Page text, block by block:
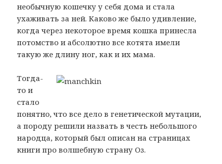
необычную кошечку у себя дома и стала
ухаживать за ней. Каково же было удивление,
когда через некоторое время кошка принесла
потомство и абсолютно все котята имели
такую же длину ног, как и их мама.
Тогда-
то и
стало
понятно, что все дело в генетической мутации,
а породу решили назвать в честь небольшого
народца, который был описан на страницах
книги про волшебную страну Оз.